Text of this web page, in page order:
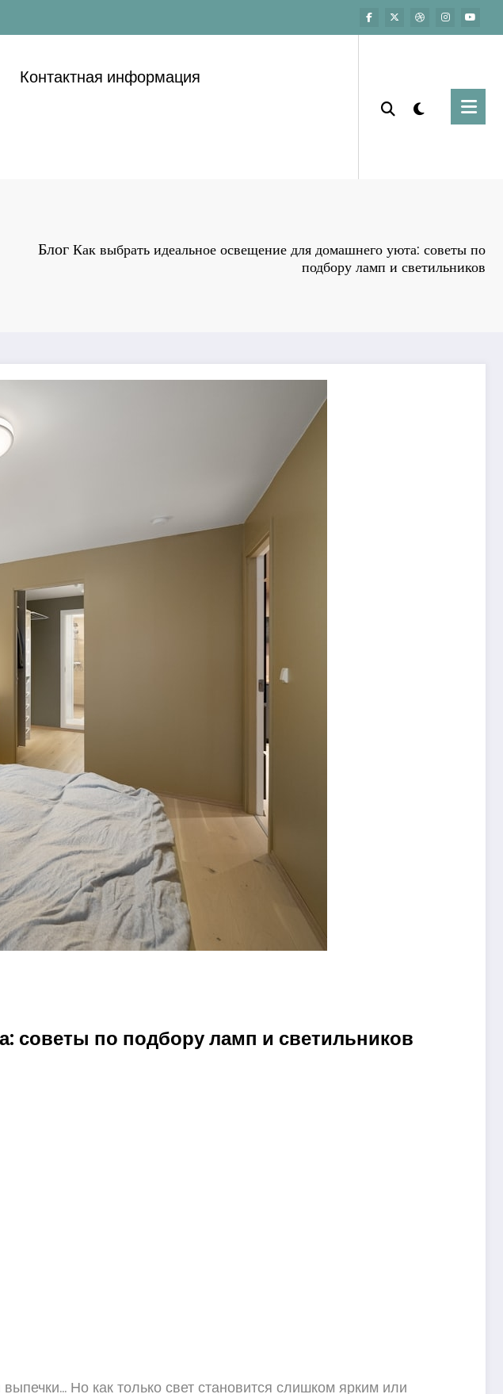
Контактная информация
Блог Как выбрать идеальное освещение для домашнего уюта: советы по
подбору ламп и светильников
советы по подбору ламп и светильников
Но как только свет становится слишком ярким или